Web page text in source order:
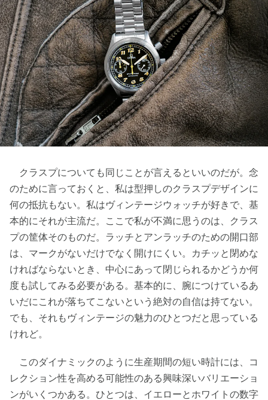
クラスプについても同じことが言えるといいのだが。念
のために言っておくと、私は型押しのクラスプデザインに
何の抵抗もない。私はヴィンテージウォッチが好きで、基
本的にそれが主流だ。ここで私が不満に思うのは、クラス
プの筐体そのものだ。ラッチとアンラッチのための開口部
は、マークがないだけでなく開けにくい。カチッと閉めな
ければならないとき、中心にあって閉じられるかどうか何
度も試してみる必要がある。基本的に、腕につけているあ
いだにこれが落ちてこないという絶対の自信は持てない。
でも、それもヴィンテージの魅力のひとつだと思っている
けれど。
このダイナミックのように生産期間の短い時計には、コ
レクション性を高める可能性のある興味深いバリエーショ
ンがいくつかある。ひとつは、イエローとホワイトの数字